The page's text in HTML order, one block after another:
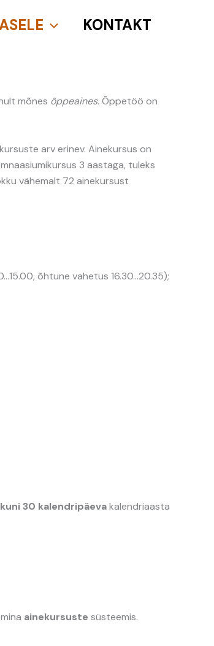
KONTAKT
mõnes õppeaines.Õppetöö on
arv erinev. Ainekursus on
3 aastaga, tuleks
vähemalt 72 ainekursust
õhtune vahetus 16.30…20.35);
kuni 30 kalendripäevakalendriaasta
ainekursuste süsteemis.